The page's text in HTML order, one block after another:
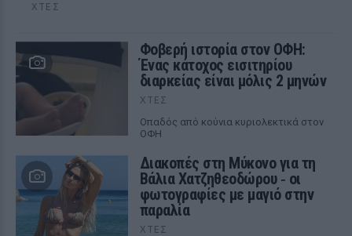
ΧΤΕΣ
Φοβερή ιστορία στον ΟΦΗ:
Ένας κάτοχος εισιτηρίου
διαρκείας είναι μόλις 2 μηνών
ΧΤΕΣ
Οπαδός από κούνια κυριολεκτικά στον
ΟΦΗ
Διακοπές στη Μύκονο για τη
Βάλια Χατζηθεοδώρου ‑ οι
φωτογραφίες με μαγιό στην
παραλία
ΧΤΕΣ